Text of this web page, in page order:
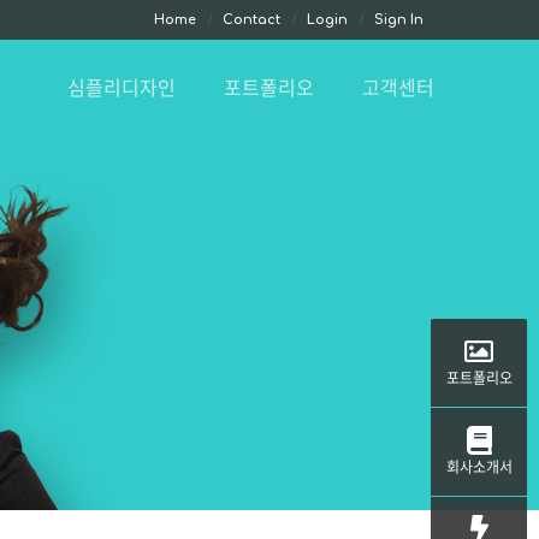
Home Contact Login Sign In
심플리디자인 포트폴리오 고객센터
포트폴리오
회사소개서